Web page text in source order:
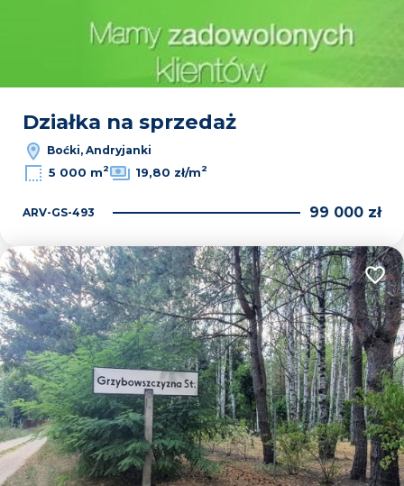
Działka na sprzedaż
Boćki, Andryjanki
5 000 m2 19,80 zł/m2
ARV-GS-493 99 000 zł